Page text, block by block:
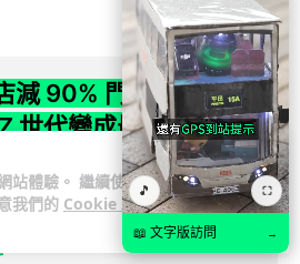
站體驗。 繼續使用
我們的 Cookie 政
減 90% 門市 業績反增
世代變成最潮「新鮮
遊戲銷售門市從 1,000 間大幅減至
升至過往的 1.4 倍。做到「減店增
🎵 ⛶
📖 文字版訪問 →